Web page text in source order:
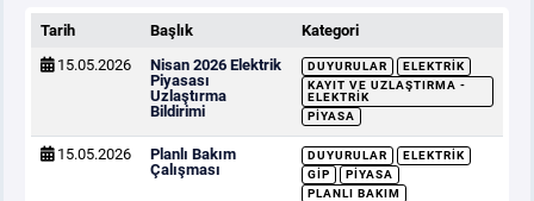
Tarih Başlık
Kategori
15.05.2026
Nisan 2026 Elektrik
Piyasası
Uzlaştırma
Bildirimi
DUYURULAR
ELEKTRIK
KAYIT VE UZLAŞTIRMA -
ELEKTRIK
PIYASA
15.05.2026
Planlı Bakım
Çalışması
DUYURULAR
ELEKTRIK
GİP
PIYASA
PLANLI BAKIM